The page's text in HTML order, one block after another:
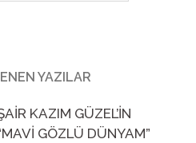
YAZILAR
KAZIM GÜZEL’İN
GÖZLÜ DÜNYAM”